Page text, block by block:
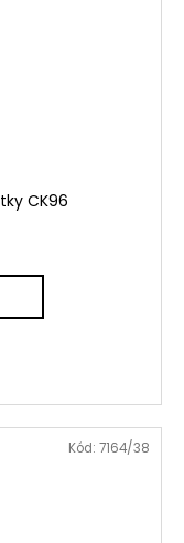
CK96
Kód: 7164/38